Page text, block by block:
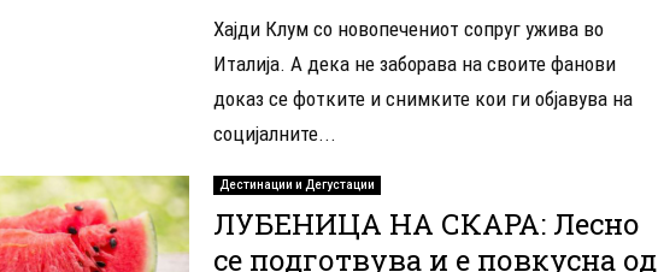
Хајди Клум со новопечениот сопруг ужива во
Италија. А дека не заборава на своите фанови
доказ се фотките и снимките кои ги објавува на
социјалните...
Дестинации и Дегустации
ЛУБЕНИЦА НА СКАРА: Лесно
се подготвува и е повкусна од